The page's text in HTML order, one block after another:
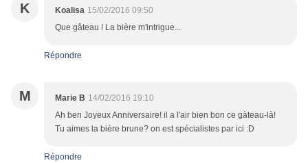
K Koalisa 15/02/2016 09:50
Que gâteau ! La bière m'intrigue...
Répondre
M Marie B 14/02/2016 19:10
Ah ben Joyeux Anniversaire! il a l'air bien bon ce gàteau-là!
Tu aimes la bière brune? on est spécialistes par ici :D
Répondre